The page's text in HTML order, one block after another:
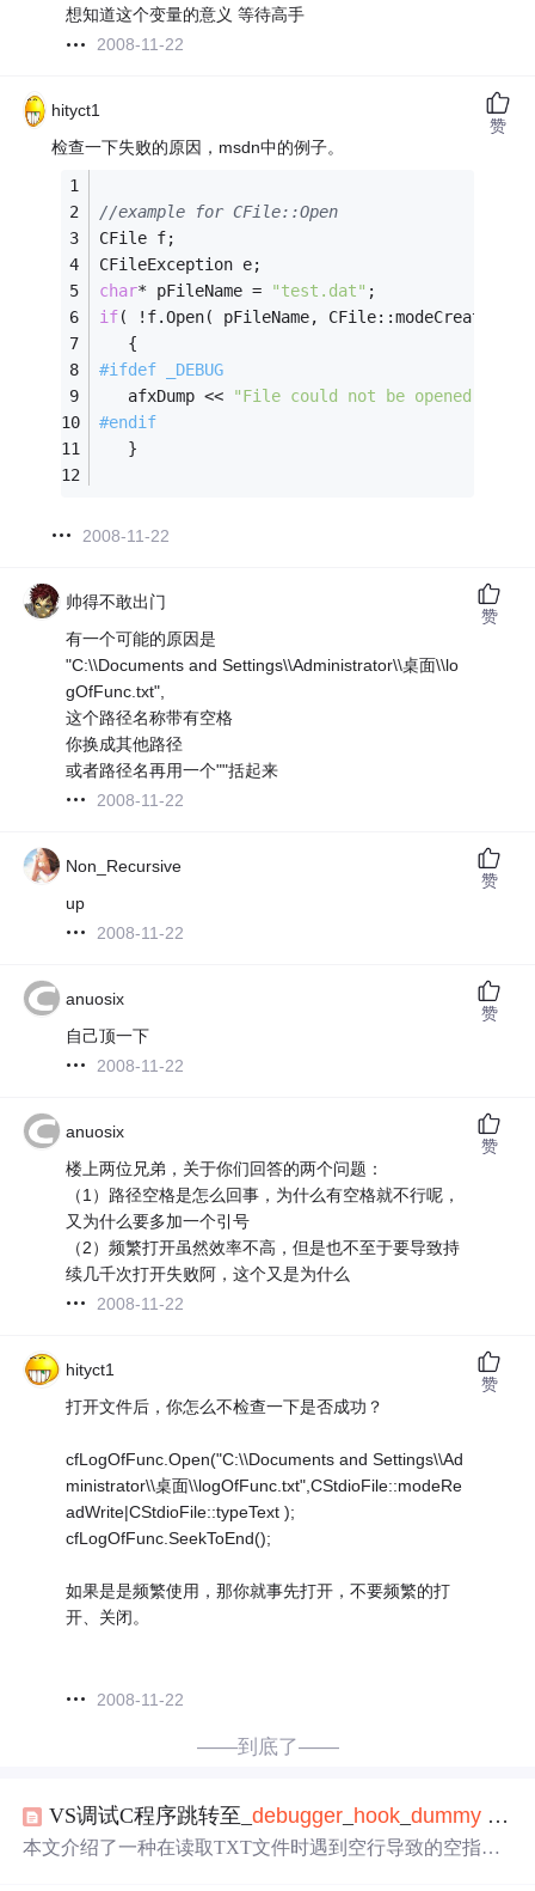
想知道这个变量的意义 等待高手
2008-11-22
hityct1
检查一下失败的原因，msdn中的例子。
//example for CFile::Open
CFile f;
CFileException e;
char* pFileName = "test.dat" ;
if( !f.Open( pFileName, CFile::modeCreate |
   {
#ifdef _DEBUG
   afxDump <<
"File could not be opened "
#endif
   }
2008-11-22
赞
帅得不敢出门
有一个可能的原因是
"C:\\Documents and Settings\\Administrator\\桌面\\lo
gOfFunc.txt",
这个路径名称带有空格
你换成其他路径
或者路径名再用一个""括起来
2008-11-22
赞
Non_Recursive
up
2008-11-22
赞
anuosix
自己顶一下
2008-11-22
赞
anuosix
楼上两位兄弟，关于你们回答的两个问题：
（1）路径空格是怎么回事，为什么有空格就不行呢，
又为什么要多加一个引号
（2）频繁打开虽然效率不高，但是也不至于要导致持
续几千次打开失败阿，这个又是为什么
2008-11-22
赞
hityct1
打开文件后，你怎么不检查一下是否成功？
cfLogOfFunc.Open("C:\\Documents and Settings\\Ad
ministrator\\桌面\\logOfFunc.txt",CStdioFile::modeRe
adWrite|CStdioFile::typeText );
cfLogOfFunc.SeekToEnd();
如果是是频繁使用，那你就事先打开，不要频繁的打
开、关闭。
2008-11-22
赞
——到底了——
VS调试C程序跳转至_debugger hook _dummy
本文介绍了一种在读取TXT文件时遇到空行导致的空指针